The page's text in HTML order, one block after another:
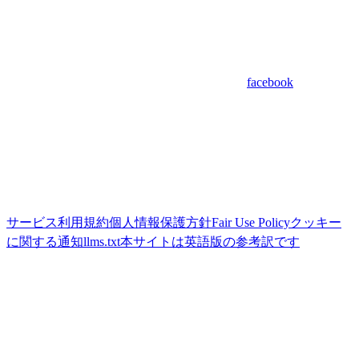
facebook
サービス利用規約個人情報保護方針Fair Use Policyクッキー
に関する通知llms.txt本サイトは英語版の参考訳です